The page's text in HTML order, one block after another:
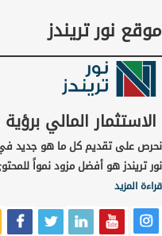
موقع نور تريندز
الاستثمار المالي
نحرص على تقديم كل ما هو جديد في
نور تريندز هو أفضل مزود نمواً
قراءة المزيد